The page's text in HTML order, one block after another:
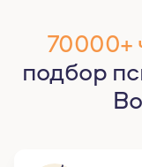
70000+
подбор